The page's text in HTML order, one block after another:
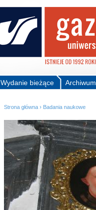
Archiwum
Wydanie bieżące
Strona główna › Badania naukowe